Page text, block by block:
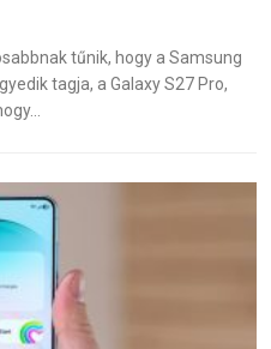
tűnik, hogy a Samsung
tagja, a Galaxy S27 Pro,